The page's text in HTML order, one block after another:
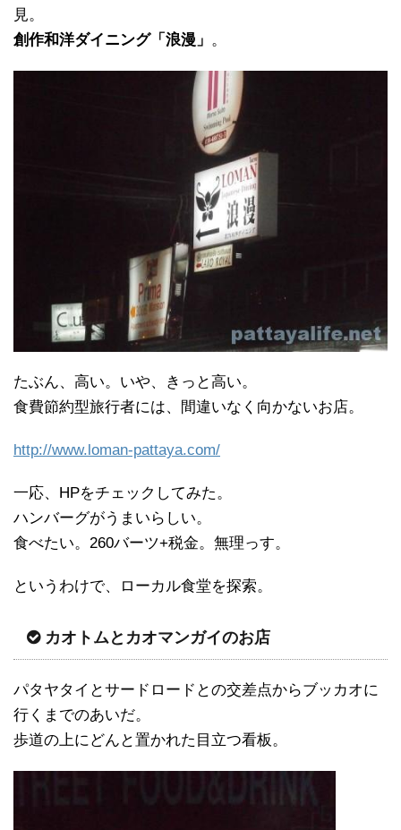
見。
創作和洋ダイニング「浪漫」 。
たぶん、高い。いや、きっと高い。
食費節約型旅行者には、間違いなく向かないお店。
http://www.loman-pattaya.com/
一応、HPをチェックしてみた。
ハンバーグがうまいらしい。
食べたい。260バーツ+税金。無理っす。
というわけで、ローカル食堂を探索。
カオトムとカオマンガイのお店
パタヤタイとサードロードとの交差点からブッカオに
行くまでのあいだ。
歩道の上にどんと置かれた目立つ看板。